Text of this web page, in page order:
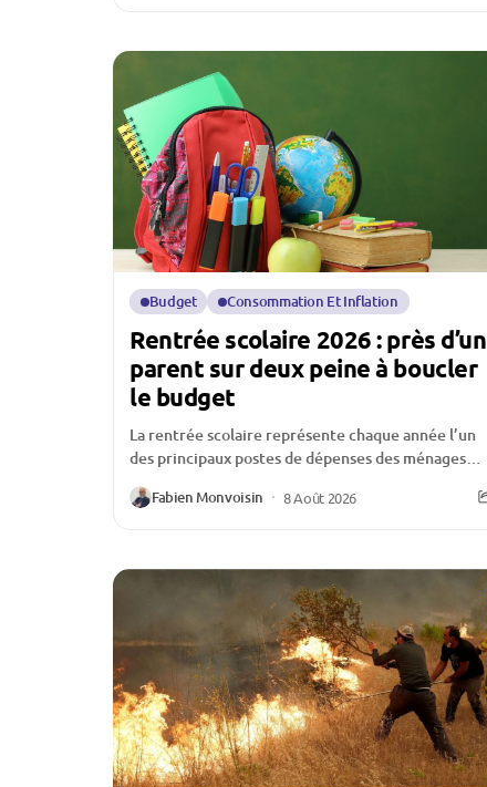
Budget Consommation Et Inflation
Rentrée scolaire 2026 : près d’un
parent sur deux peine à boucler
le budget
La rentrée scolaire représente chaque année l’un
des principaux postes de dépenses des ménages
français après les fêtes de fin d’année. Entre les...
Fabien Monvoisin 8 Août 2026